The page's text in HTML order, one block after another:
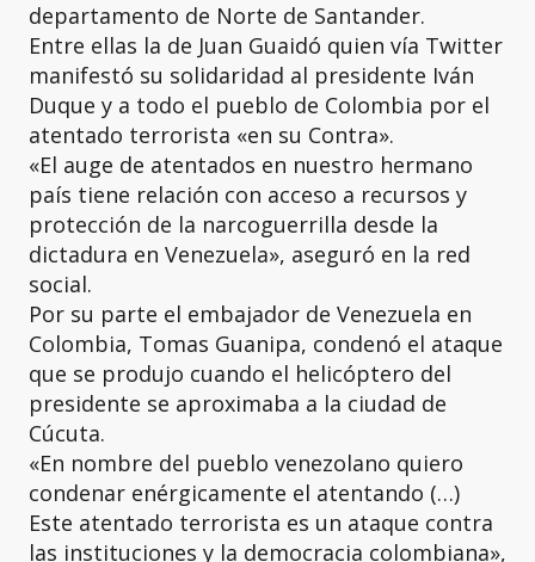
departamento de Norte de Santander.
Entre ellas la de Juan Guaidó quien vía Twitter
manifestó su solidaridad al presidente Iván
Duque y a todo el pueblo de Colombia por el
atentado terrorista «en su Contra».
«El auge de atentados en nuestro hermano
país tiene relación con acceso a recursos y
protección de la narcoguerrilla desde la
dictadura en Venezuela», aseguró en la red
social.
Por su parte el embajador de Venezuela en
Colombia, Tomas Guanipa, condenó el ataque
que se produjo cuando el helicóptero del
presidente se aproximaba a la ciudad de
Cúcuta.
«En nombre del pueblo venezolano quiero
condenar enérgicamente el atentando (…)
Este atentado terrorista es un ataque contra
las instituciones y la democracia colombiana»,